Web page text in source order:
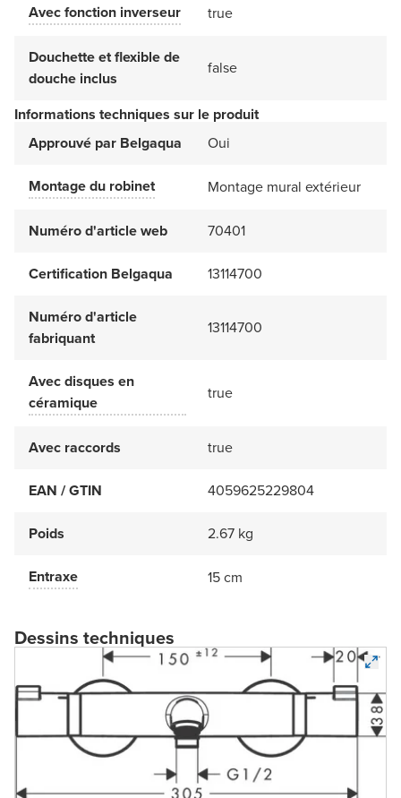
Avec fonction inverseur true
Douchette et flexible de
douche inclus
false
Informations techniques sur le produit
Approuvé par Belgaqua
Oui
Montage du robinet Montage mural extérieur
Numéro d'article web 70401
Certification Belgaqua 13114700
Numéro d'article
fabriquant
13114700
Avec disques en
céramique
true
Avec raccords true
EAN / GTIN 4059625229804
Poids 2.67 kg
Entraxe 15 cm
Dessins techniques